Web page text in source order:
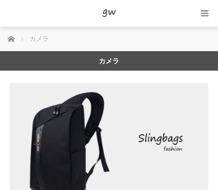
ホーム カメラ
カメラ